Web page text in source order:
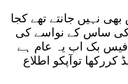
بھی نہیں جانتے تھے کجا
کی ساس کے نواسے کی
بک اب یہ عام ہے
کررکھا توآپکو اطلاع